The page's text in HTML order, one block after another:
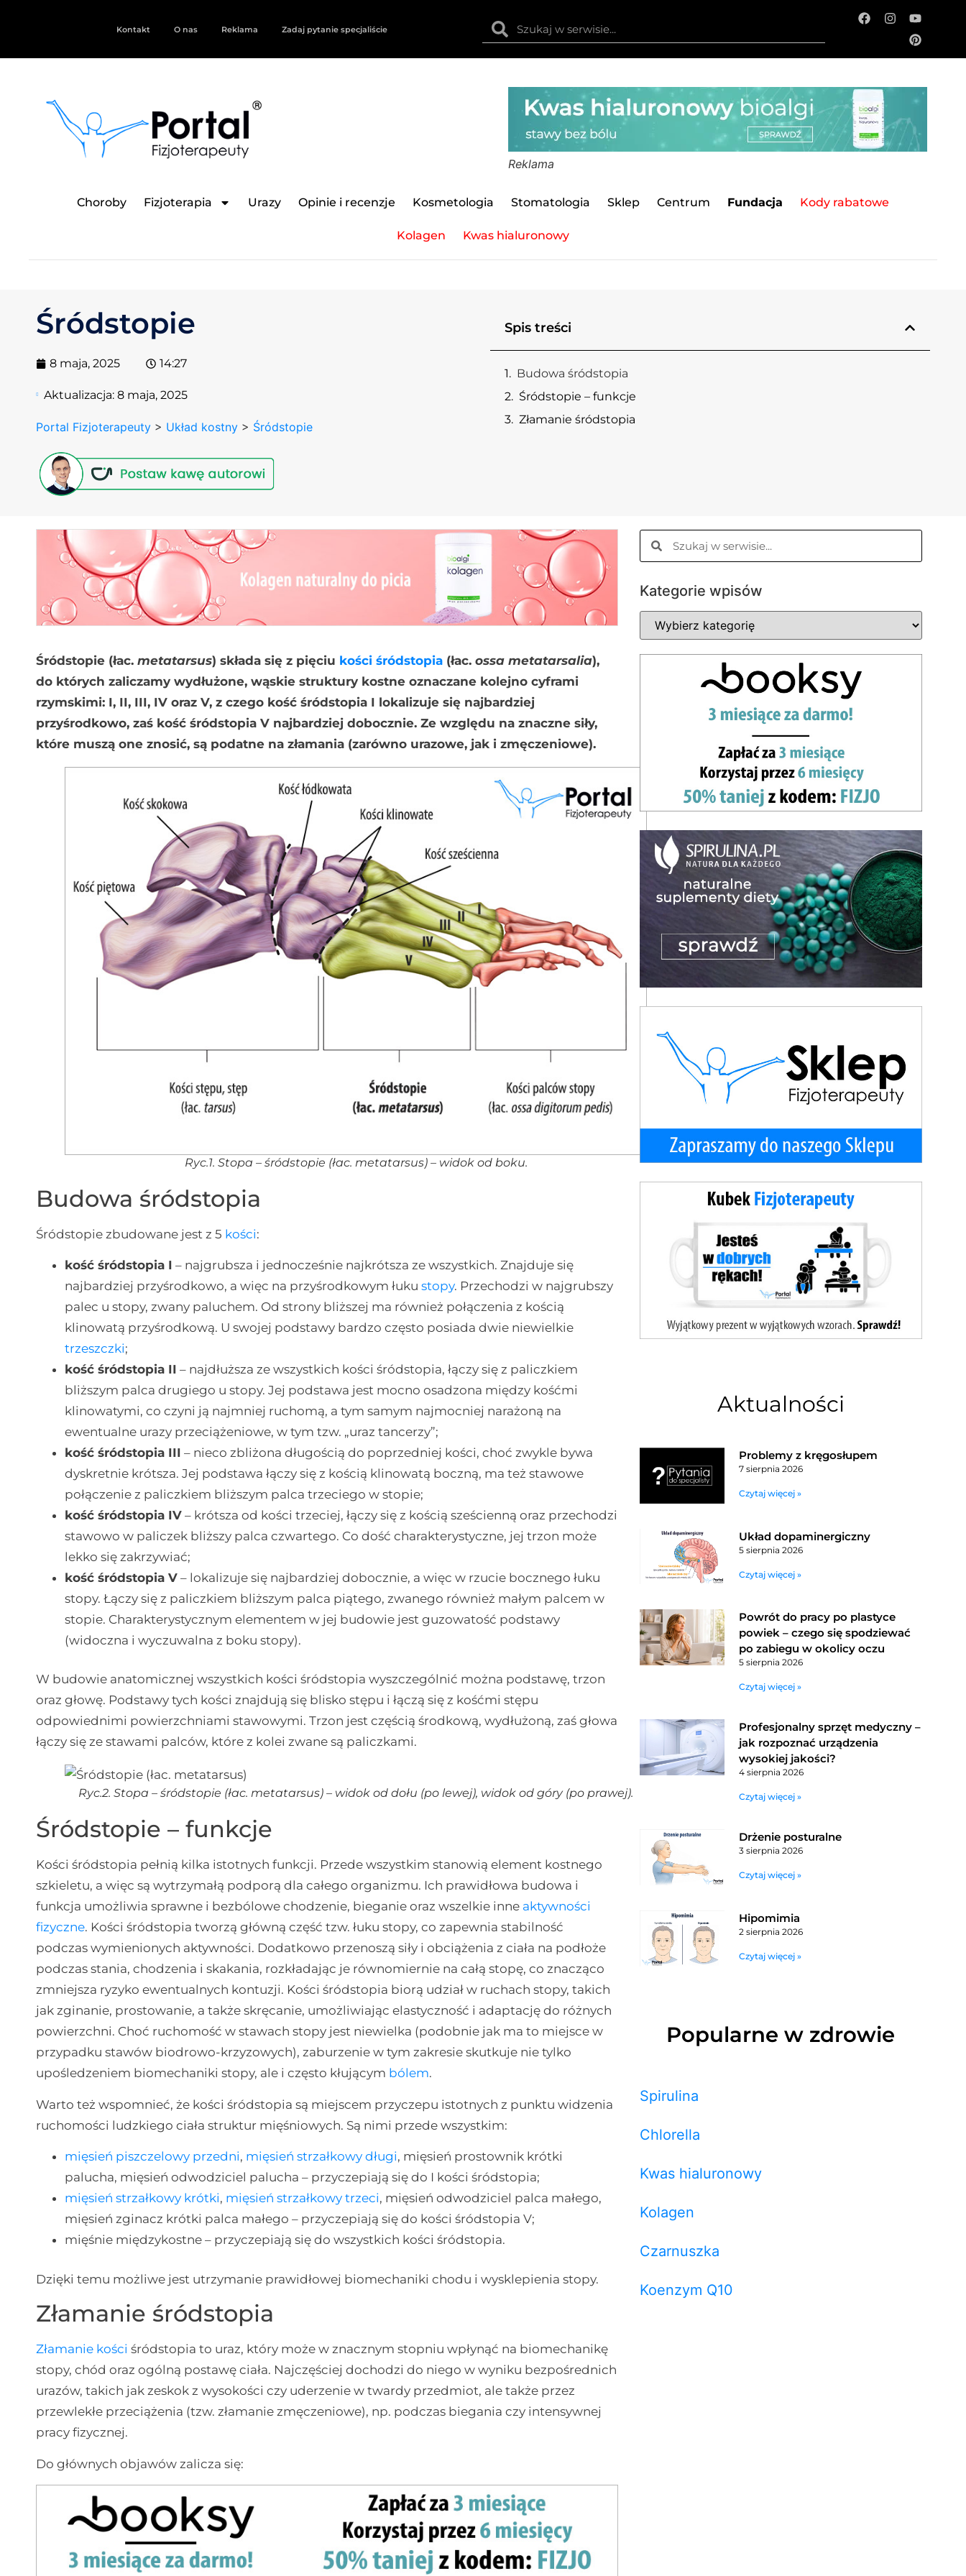
Kontakt O nas Reklama Zadaj pytanie specjaliście
Reklama
Choroby Fizjoterapia Urazy Opinie i recenzje Kosmetologia Stomatologia Sklep Centrum Fundacja Kody rabatowe
Kolagen Kwas hialuronowy
Śródstopie
8 maja, 2025 14:27
Aktualizacja:8 maja, 2025
Portal Fizjoterapeuty > Układ kostny > Śródstopie
Spis treści
Budowa śródstopia
Śródstopie – funkcje
Złamanie śródstopia
Śródstopie (łac.metatarsus) składa się z pięciu kości śródstopia (łac.ossa metatarsalia),
do których zaliczamy wydłużone, wąskie struktury kostne oznaczane kolejno cyframi
rzymskimi: I, II, III, IV oraz V, z czego kość śródstopia I lokalizuje się najbardziej
przyśrodkowo, zaś kość śródstopia V najbardziej dobocznie. Ze względu na znaczne siły,
które muszą one znosić, są podatne na złamania (zarówno urazowe, jak i zmęczeniowe).
Ryc.1. Stopa – śródstopie (łac. metatarsus) – widok od boku.
Budowa śródstopia
Śródstopie zbudowane jest z 5 kości:
kość śródstopia I – najgrubsza i jednocześnie najkrótsza ze wszystkich. Znajduje się
najbardziej przyśrodkowo, a więc na przyśrodkowym łukustopy. Przechodzi w najgrubszy
palec u stopy, zwany paluchem. Od strony bliższej ma również połączenia z kością
klinowatą przyśrodkową. U swojej podstawy bardzo często posiada dwie niewielkie
trzeszczki;
kość śródstopia II – najdłuższa ze wszystkich kości śródstopia, łączy się z paliczkiem
bliższym palca drugiego u stopy. Jej podstawa jest mocno osadzona między kośćmi
klinowatymi, co czyni ją najmniej ruchomą, a tym samym najmocniej narażoną na
ewentualne urazy przeciążeniowe, w tym tzw. „uraz tancerzy”;
kość śródstopia III – nieco zbliżona długością do poprzedniej kości, choć zwykle bywa
dyskretnie krótsza. Jej podstawa łączy się z kością klinowatą boczną, ma też stawowe
połączenie z paliczkiem bliższym palca trzeciego w stopie;
kość śródstopia IV – krótsza od kości trzeciej, łączy się z kością sześcienną oraz przechodzi
stawowo w paliczek bliższy palca czwartego. Co dość charakterystyczne, jej trzon może
lekko się zakrzywiać;
kość śródstopia V – lokalizuje się najbardziej dobocznie, a więc w rzucie bocznego łuku
stopy. Łączy się z paliczkiem bliższym palca piątego, zwanego również małym palcem w
stopie. Charakterystycznym elementem w jej budowie jest guzowatość podstawy
(widoczna i wyczuwalna z boku stopy).
W budowie anatomicznej wszystkich kości śródstopia wyszczególnić można podstawę, trzon
oraz głowę. Podstawy tych kości znajdują się blisko stępu i łączą się z kośćmi stępu
odpowiednimi powierzchniami stawowymi. Trzon jest częścią środkową, wydłużoną, zaś głowa
łączy się ze stawami palców, które z kolei zwane są paliczkami.
Ryc.2. Stopa – śródstopie (łac.metatarsus) – widok od dołu (po lewej), widok od góry (po prawej).
Śródstopie – funkcje
Kości śródstopia pełnią kilka istotnych funkcji. Przede wszystkim stanowią element kostnego
szkieletu, a więc są wytrzymałą podporą dla całego organizmu. Ich prawidłowa budowa i
funkcja umożliwia sprawne i bezbólowe chodzenie, bieganie oraz wszelkie inne aktywności
fizyczne. Kości śródstopia tworzą główną część tzw. łuku stopy, co zapewnia stabilność
podczas wymienionych aktywności. Dodatkowo przenoszą siły i obciążenia z ciała na podłoże
podczas stania, chodzenia i skakania, rozkładając je równomiernie na całą stopę, co znacząco
zmniejsza ryzyko ewentualnych kontuzji. Kości śródstopia biorą udział w ruchach stopy, takich
jak zginanie, prostowanie, a także skręcanie, umożliwiając elastyczność i adaptację do różnych
powierzchni. Choć ruchomość w stawach stopy jest niewielka (podobnie jak ma to miejsce w
przypadku stawów biodrowo-krzyzowych), zaburzenie w tym zakresie skutkuje nie tylko
upośledzeniem biomechaniki stopy, ale i często kłującym bólem.
Warto też wspomnieć, że kości śródstopia są miejscem przyczepu istotnych z punktu widzenia
ruchomości ludzkiego ciała struktur mięśniowych. Są nimi przede wszystkim:
mięsień piszczelowy przedni, mięsień strzałkowy długi, mięsień prostownik krótki
palucha, mięsień odwodziciel palucha – przyczepiają się do I kości śródstopia;
mięsień strzałkowy krótki, mięsień strzałkowy trzeci, mięsień odwodziciel palca małego,
mięsień zginacz krótki palca małego – przyczepiają się do kości śródstopia V;
mięśnie międzykostne – przyczepiają się do wszystkich kości śródstopia.
Dzięki temu możliwe jest utrzymanie prawidłowej biomechaniki chodu i wysklepienia stopy.
Złamanie śródstopia
Złamanie kości śródstopia to uraz, który może w znacznym stopniu wpłynąć na biomechanikę
stopy, chód oraz ogólną postawę ciała. Najczęściej dochodzi do niego w wyniku bezpośrednich
urazów, takich jak zeskok z wysokości czy uderzenie w twardy przedmiot, ale także przez
przewlekłe przeciążenia (tzw. złamanie zmęczeniowe), np. podczas biegania czy intensywnej
pracy fizycznej.
Do głównych objawów zalicza się:
Kategorie wpisów
Aktualności
Problemy z kręgosłupem
7 sierpnia 2026
Czytaj więcej »
Układ dopaminergiczny
5 sierpnia 2026
Czytaj więcej »
Powrót do pracy po plastyce
powiek – czego się spodziewać
po zabiegu w okolicy oczu
5 sierpnia 2026
Czytaj więcej »
Profesjonalny sprzęt medyczny –
jak rozpoznać urządzenia
wysokiej jakości?
4 sierpnia 2026
Czytaj więcej »
Drżenie posturalne
3 sierpnia 2026
Czytaj więcej »
Hipomimia
2 sierpnia 2026
Czytaj więcej »
Popularne w zdrowie
Spirulina
Chlorella
Kwas hialuronowy
Kolagen
Czarnuszka
Koenzym Q10